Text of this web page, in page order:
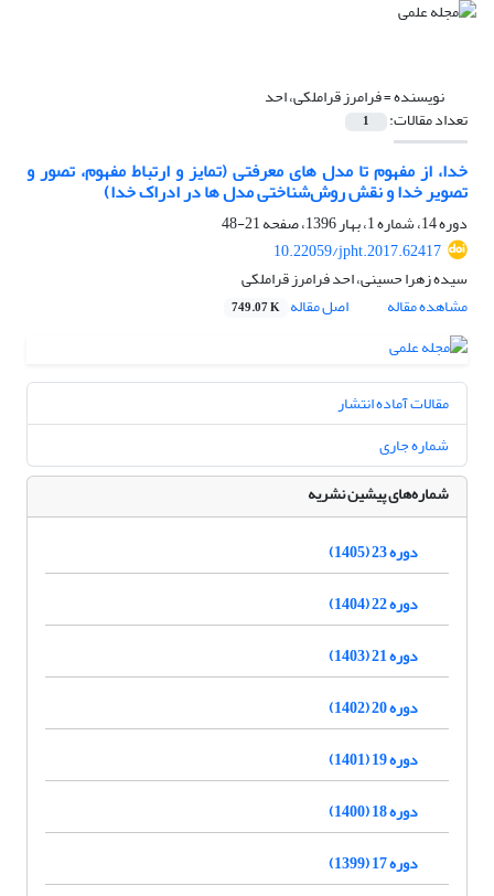
نویسنده =فرامرز قراملکی، احد
تعداد مقالات: 1
خدا، از مفهوم تا مدل های معرفتی (تمایز و ارتباط مفهوم، تصور و
تصویر خدا و نقش روش‌شناختی مدل ها در ادراک خدا)
دوره 14، شماره 1، بهار 1396، صفحه
21-48
10.22059/jpht.2017.62417
سیده زهرا حسینی، احد فرامرز قراملکی
مشاهده مقاله
اصل مقاله 749.07 K
مقالات آماده انتشار
شماره جاری
شماره‌های پیشین نشریه
دوره 23 (1405)
دوره 22 (1404)
دوره 21 (1403)
دوره 20 (1402)
دوره 19 (1401)
دوره 18 (1400)
دوره 17 (1399)